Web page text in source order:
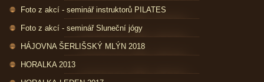
Foto z akcí - seminář instruktorů PILATES
Foto z akcí - seminář Sluneční jógy
HÁJOVNA ŠERLIŠSKÝ MLÝN 2018
HORALKA 2013